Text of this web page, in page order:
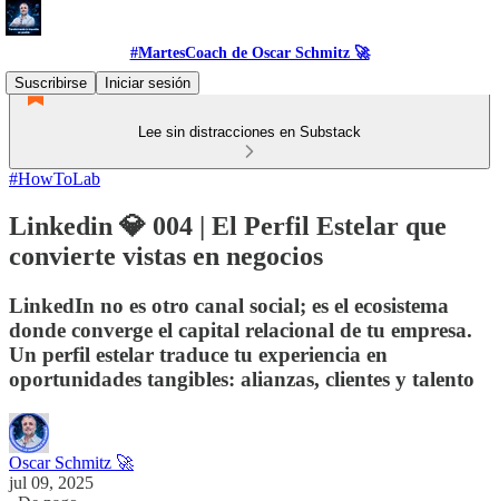
#MartesCoach de Oscar Schmitz 🚀
Suscribirse
Iniciar sesión
Lee sin distracciones en Substack
#HowToLab
Linkedin 💎 004 | El Perfil Estelar que
convierte vistas en negocios
LinkedIn no es otro canal social; es el ecosistema
donde converge el capital relacional de tu empresa.
Un perfil estelar traduce tu experiencia en
oportunidades tangibles: alianzas, clientes y talento
Oscar Schmitz 🚀
jul 09, 2025